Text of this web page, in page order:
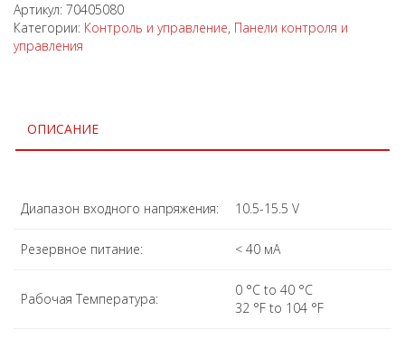
AC
Master
Remote
Артикул: 70405080
Категории: Контроль и управление, Панели контроля и
управления
ОПИСАНИЕ
Диапазон входного напряжения: 10.5-15.5 V
Резервное питание: < 40 мА
Рабочая Температура:
0 °C to 40 °C
32 °F to 104 °F